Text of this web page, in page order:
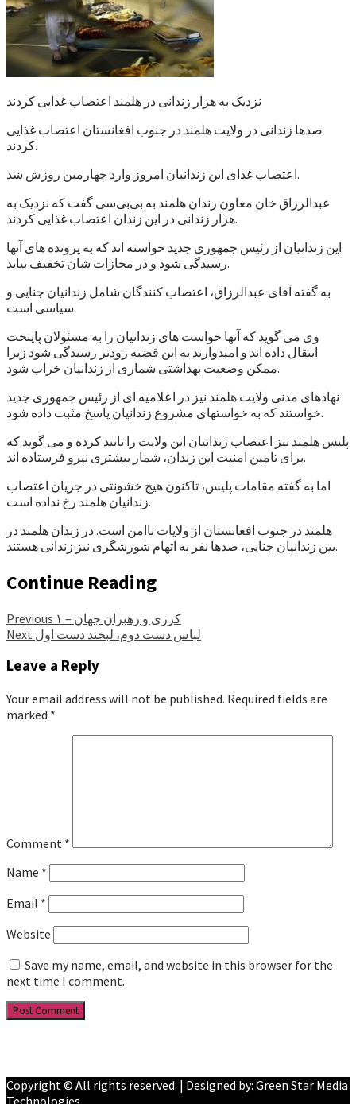
نزدیک به هزار زندانی در هلمند اعتصاب غذایی کردند
صدها زندانی در ولایت هلمند در جنوب افغانستان اعتصاب غذایی
کردند.
اعتصاب غذای این زندانیان امروز وارد چهارمین روزش شد.
عبدالرزاق خان معاون زندان هلمند به بی‌بی‌سی گفت که نزدیک به
هزار زندانی در این زندان اعتصاب غذایی کردند.
این زندانیان از رئیس جمهوری جدید خواسته اند که به پرونده های آنها
رسیدگی شود و در مجازات شان تخفیف بیاید.
به گفته آقای عبدالرزاق، اعتصاب کنندگان شامل زندانیان جنایی و
سیاسی است.
وی می گوید که آنها خواست های زندانیان را به مسئولان پایتخت
انتقال داده اند و امیدوارند به این قضیه زودتر رسیدگی شود زیرا
ممکن وضعیت بهداشتی شماری از زندانیان خراب شود.
نهادهای مدنی ولایت هلمند نیز در اعلامیه ای از رئیس جمهوری جدید
خواستند که به خواستهای مشروع زندانیان پاسخ مثبت داده شود.
پلیس هلمند نیز اعتصاب زندانیان این ولایت را تایید کرده و می گوید که
برای تامین امنیت این زندان، شمار بیشتری نیرو فرستاده اند.
اما به گفته مقامات پلیس، تاکنون هیچ خشونتی در جریان اعتصاب
زندانیان هلمند رخ نداده است.
هلمند در جنوب افغانستان از ولایات ناامن است. در زندان هلمند در
بین زندانیان جنایی، صدها نفر به اتهام شورشگری نیز زندانی هستند.
Continue Reading
Previous
کرزی و رهبران جهان – ۱
Next لباس دست دوم، لبخند دست اول
Leave a Reply
Your email address will not be published. Required fields are
marked *
Comment *
Name *
Email *
Website
Save my name, email, and website in this browser for the
next time I comment.
Copyright © All rights reserved. | Designed by: Green Star Media